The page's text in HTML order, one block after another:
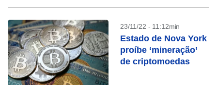
23/11/22 - 11:12min
Estado de Nova York
proíbe ‘mineração’
de criptomoedas